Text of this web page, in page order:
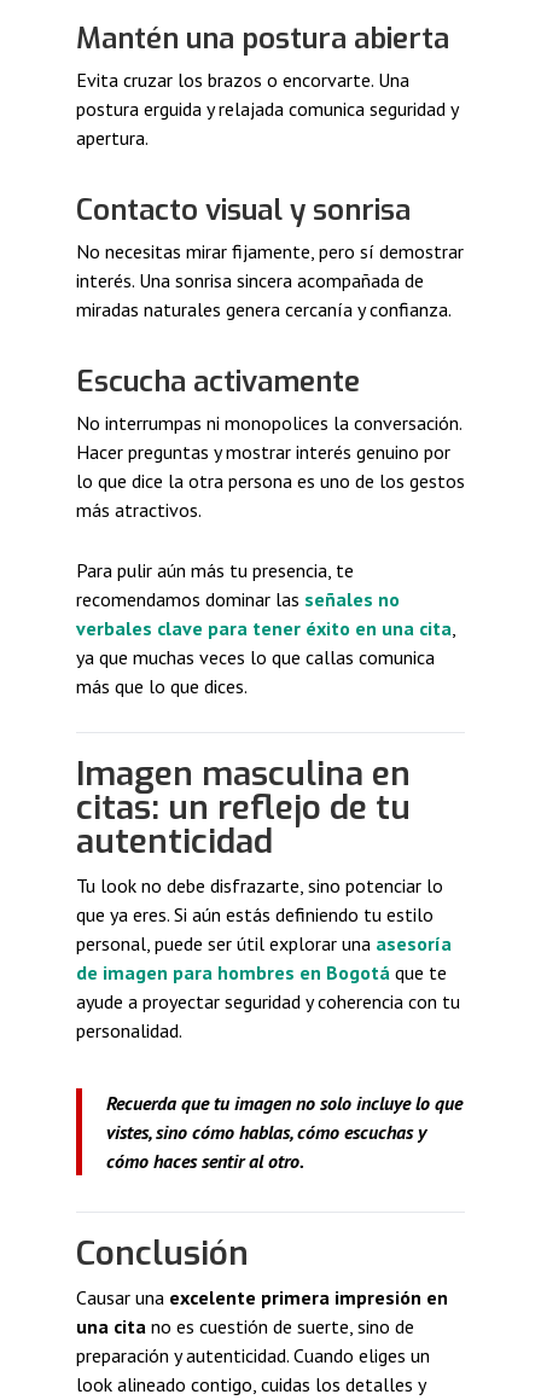
Mantén una postura abierta
Evita cruzar los brazos o encorvarte. Una
postura erguida y relajada comunica seguridad y
apertura.
Contacto visual y sonrisa
No necesitas mirar fijamente, pero sí demostrar
interés. Una sonrisa sincera acompañada de
miradas naturales genera cercanía y confianza.
Escucha activamente
No interrumpas ni monopolices la conversación.
Hacer preguntas y mostrar interés genuino por
lo que dice la otra persona es uno de los gestos
más atractivos.
Para pulir aún más tu presencia, te
recomendamos dominar las señales no
verbales clave para tener éxito en una cita,
ya que muchas veces lo que callas comunica
más que lo que dices.
Imagen masculina en
citas: un reflejo de tu
autenticidad
Tu look no debe disfrazarte, sino potenciar lo
que ya eres. Si aún estás definiendo tu estilo
personal, puede ser útil explorar una asesoría
de imagen para hombres en Bogotáque te
ayude a proyectar seguridad y coherencia con tu
personalidad.
Recuerda que tu imagen no solo incluye lo que
vistes, sino cómo hablas, cómo escuchas y
cómo haces sentir al otro.
Conclusión
Causar una excelente primera impresión en
una citano es cuestión de suerte, sino de
preparación y autenticidad. Cuando eliges un
look alineado contigo, cuidas los detalles y